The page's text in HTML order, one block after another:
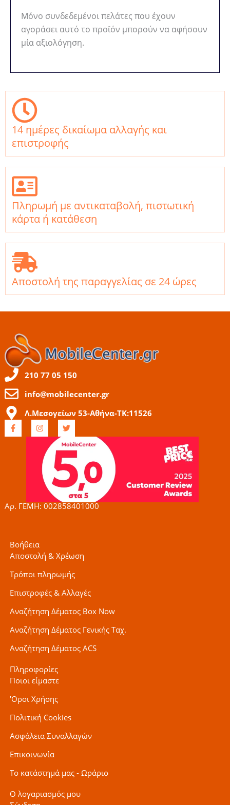
Μόνο συνδεδεμένοι πελάτες που έχουν
αγοράσει αυτό το προϊόν μπορούν να αφήσουν
μία αξιολόγηση.
14 ημέρες δικαίωμα αλλαγής και
επιστροφής
Πληρωμή με αντικαταβολή, πιστωτική
κάρτα ή κατάθεση
Αποστολή της παραγγελίας σε 24 ώρες
210 77 05 150
info@mobilecenter.gr
Λ.Μεσογείων 53-Αθήνα-ΤΚ:11526
F
a
c
I
n
s
g
r
a
m
T
w
t
t
e
r
Αρ. ΓΕΜΗ: 002858401000
Βοήθεια
Αποστολή & Χρέωση
Τρόποι πληρωμής
Επιστροφές & Αλλαγές
Αναζήτηση Δέματος Box Now
Αναζήτηση Δέματος Γενικής Ταχ.
Αναζήτηση Δέματος ACS
Πληροφορίες
Ποιοι είμαστε
'Οροι Χρήσης
Πολιτική Cookies
Ασφάλεια Συναλλαγών
Επικοινωνία
Το κατάστημά μας - Ωράριο
Ο λογαριασμός μου